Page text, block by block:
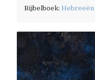
Bijbelboek:Hebreeën